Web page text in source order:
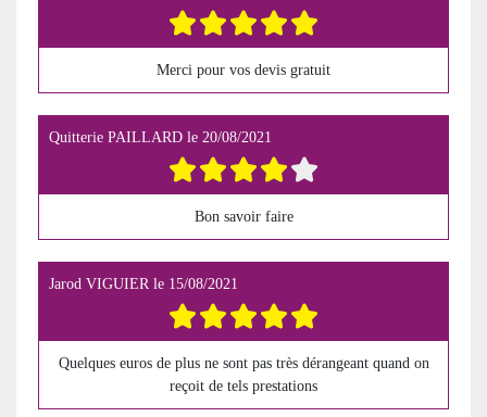
Merci pour vos devis gratuit
Quitterie PAILLARD le 20/08/2021
Bon savoir faire
Jarod VIGUIER le 15/08/2021
Quelques euros de plus ne sont pas très dérangeant quand on
reçoit de tels prestations